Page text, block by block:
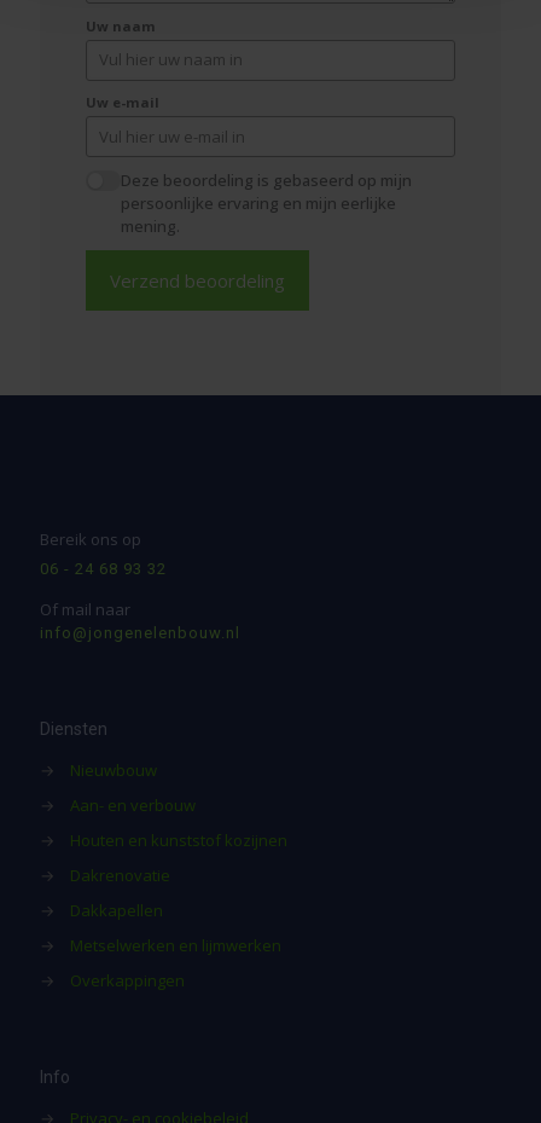
Uw naam
Uw e-mail
Deze beoordeling is gebaseerd op mijn
persoonlijke ervaring en mijn eerlijke
mening.
Verzend beoordeling
Bereik ons op
06 - 24 68 93 32
Of mail naar
info@jongenelenbouw.nl
Diensten
→
Nieuwbouw
→
Aan- en verbouw
→
Houten en kunststof kozijnen
→
Dakrenovatie
→
Dakkapellen
→
Metselwerken en lijmwerken
→
Overkappingen
Info
→ Privacy- en cookiebeleid